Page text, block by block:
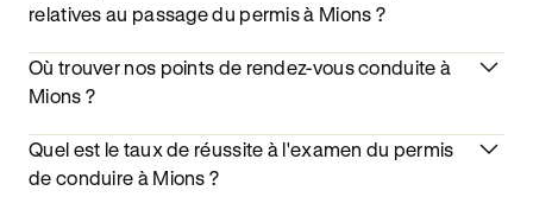
relatives au passage du permis à Mions ?
Où trouver nos points de rendez-vous conduite à
Mions ?
Quel est le taux de réussite à l'examen du permis
de conduire à Mions ?